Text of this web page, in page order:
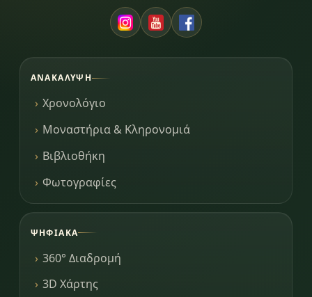
ΑΝΑΚΆΛΥΨΗ
Χρονολόγιο
Μοναστήρια & Κληρονομιά
Βιβλιοθήκη
Φωτογραφίες
ΨΗΦΙΑΚΆ
360° Διαδρομή
3D Χάρτης